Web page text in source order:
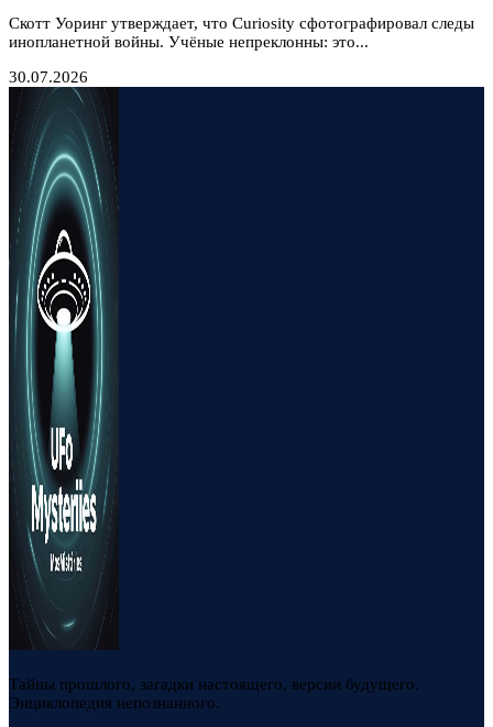
Скотт Уоринг утверждает, что Curiosity сфотографировал следы
инопланетной войны. Учёные непреклонны: это...
30.07.2026
Тайны прошлого, загадки настоящего, версии будущего.
Энциклопедия непознанного.